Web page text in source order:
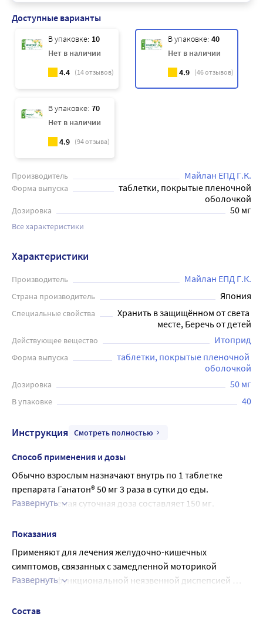
Доступные варианты
В упаковке: 10
Нет в наличии
4.4 (14отзывов)
В упаковке: 40
Нет в наличии
4.9 (46отзывов)
В упаковке: 70
Нет в наличии
4.9 (94отзыва)
Производитель Майлан ЕПД Г.К.
Форма выпуска
таблетки, покрытые пленочной
оболочкой
Дозировка 50 мг
Все характеристики
Характеристики
Производитель Майлан ЕПД Г.К.
Страна производитель Япония
Специальные свойства
Хранить в защищённом от света
месте, Беречь от детей
Действующее вещество Итоприд
Форма выпуска
таблетки, покрытые пленочной
оболочкой
Дозировка 50 мг
В упаковке 40
Инструкция Смотреть полностью
Способ применения и дозы
Обычно взрослым назначают внутрь по 1 таблетке
препарата Ганатон® 50 мг 3 раза в сутки до еды.
Рекомендуемая суточная доза составляет 150 мг.
симптомов больного.
лечения препаратом Ганатон® была до 8 недель..
Развернуть
Показания
Применяют для лечения желудочно-кишечных
симптомов, связанных с замедленной моторикой
желудка и функциональной неязвенной диспепсией
быстрое насыщение, чувство переполнения в желудке
Развернуть
Состав